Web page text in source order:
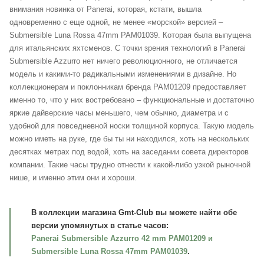
внимания новинка от Panerai, которая, кстати, вышла
одновременно с еще одной, не менее «морской» версией –
Submersible Luna Rossa 47mm PAM01039. Которая была выпущена
для итальянских яхтсменов. С точки зрения технологий в Panerai
Submersible Azzurro нет ничего революционного, не отличается
модель и какими-то радикальными изменениями в дизайне. Но
коллекционерам и поклонникам бренда PAM01209 предоставляет
именно то, что у них востребовано – функциональные и достаточно
яркие дайверские часы меньшего, чем обычно, диаметра и с
удобной для повседневной носки толщиной корпуса. Такую модель
можно иметь на руке, где бы ты ни находился, хоть на нескольких
десятках метрах под водой, хоть на заседании совета директоров
компании. Такие часы трудно отнести к какой-либо узкой рыночной
нише, и именно этим они и хороши.
В коллекции магазина Gmt-Club вы можете найти обе
версии упомянутых в статье часов:
Panerai Submersible Azzurro 42 mm PAM01209 и
Submersible Luna Rossa 47mm PAM01039.